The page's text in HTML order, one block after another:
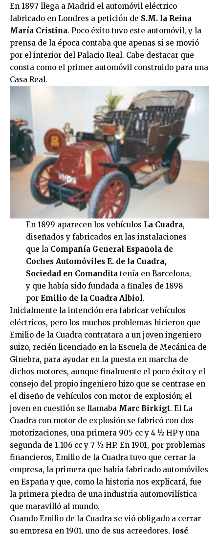
En 1897 llega a Madrid el automóvil eléctrico
fabricado en Londres a petición de S.M. la Reina
María Cristina. Poco éxito tuvo este automóvil, y la
prensa de la época contaba que apenas si se movió
por el interior del Palacio Real. Cabe destacar que
consta como el primer automóvil construido para una
Casa Real.
En 1899 aparecen los vehículos La Cuadra,
diseñados y fabricados en las instalaciones
que la Compañía General Española de
Coches Automóviles E. de la Cuadra,
Sociedad en Comanditatenía en Barcelona,
y que había sido fundada a finales de 1898
por Emilio de la Cuadra Albiol.
Inicialmente la intención era fabricar vehículos
eléctricos, pero los muchos problemas hicieron que
Emilio de la Cuadra contratara a un joven ingeniero
suizo, recién licenciado en la Escuela de Mecánica de
Ginebra, para ayudar en la puesta en marcha de
dichos motores, aunque finalmente el poco éxito y el
consejo del propio ingeniero hizo que se centrase en
el diseño de vehículos con motor de explosión; el
joven en cuestión se llamaba Marc Birkigt. El La
Cuadra con motor de explosión se fabricó con dos
motorizaciones, una primera 905 cc y 4 ½ HP y una
segunda de 1.106 cc y 7 ½ HP. En 1901, por problemas
financieros, Emilio de la Cuadra tuvo que cerrar la
empresa, la primera que había fabricado automóviles
en España y que, como la historia nos explicará, fue
la primera piedra de una industria automovilística
que maravilló al mundo.
Cuando Emilio de la Cuadra se vió obligado a cerrar
su empresa en 1901, uno de sus acreedores, José